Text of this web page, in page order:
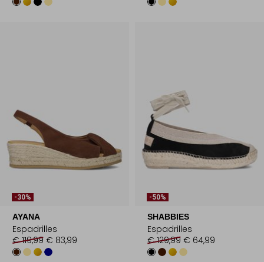
-30%
AYANA
Espadrilles
€ 119,99 € 83,99
-50%
SHABBIES
Espadrilles
€ 129,99 € 64,99